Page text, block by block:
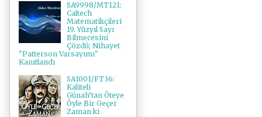
SA9998/MT121:
Caltech
Matematikçileri
19. Yüzyıl Sayı
Bilmecesini
Çözdü; Nihayet
"Patterson Varsayımı"
Kanıtlandı
SA1001/FT36:
Kaliteli
Günah’tan Öteye
Öyle Bir Geçer
Zaman ki